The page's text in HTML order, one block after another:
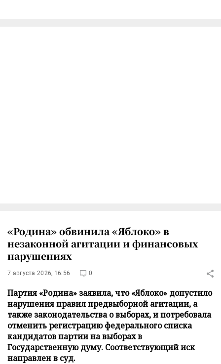
«Родина» обвинила «Яблоко» в
незаконной агитации и финансовых
нарушениях
7 августа 2026, 16:56 0
Партия «Родина» заявила, что «Яблоко» допустило
нарушения правил предвыборной агитации, а
также законодательства о выборах, и потребовала
отменить регистрацию федерального списка
кандидатов партии на выборах в
Государственную думу. Соответствующий иск
направлен в суд.